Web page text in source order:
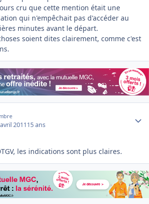
cru que cette mention était une
qui n'empêchait pas d'accéder au
minutes avant le départ.
soient dites clairement, comme c'est
201115 ans
les indications sont plus claires.